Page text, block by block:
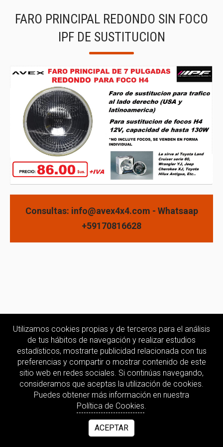
FARO PRINCIPAL REDONDO SIN FOCO
IPF DE SUSTITUCION
Consultas: info@avex4x4.com - Whatsaap
+59170816628
Utilizamos cookies propias y de terceros para el análisis
de tus hábitos de navegación y realizar estudios
estadísticos, mostrarte publicidad relacionada con tus
preferencias y compartir o mostrar contenido de este
sitio web en redes sociales. Si continúas navegando,
consideramos que aceptas la utilización de cookies.
Puedes obtener más información en nuestra
Política de Cookies.
ACEPTAR